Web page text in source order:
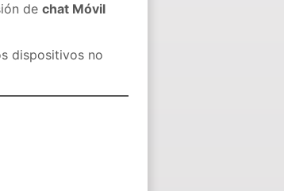
dechat Móvil
dispositivos no